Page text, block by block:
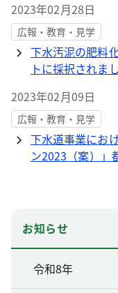
2023年02月28日
広報・教育・見学
下水汚泥の肥料
トに採択されま
2023年02月09日
広報・教育・見学
下水道事業にお
ン2023（案）」
お知らせ
令和8年